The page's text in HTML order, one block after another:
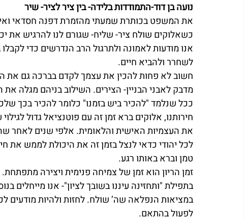
נועה בן דוד-התמודדות בלידה- בין ציר לציר- שיר
את המשפט בכותרת שמעתי מהזמרת דפנה חסדאי
כשאלוקים שולח ציר- שליח- שגורם לנו להרגיש את
אנו מודעות לאמונה ולתרגול הרב הנדרשים כדי
לשחרר ולהביא חיים.
חשוב לא פחות להכין את עצמך לקדם בברכה גם את
מדבק לאבני הבניין- הצירים. השילוב בניהם מגלה
ככל שנלמד "להכיר ביש בזמנו" כלומר להכיר בכך
חירותנו, אלוקים ברא זמן זה עם פוטנציאל גדול
את העצמיות האישית והלאומית. אלפי שנים לאחר
לכל יהודי כדאי לנצל בזמן זה את היכולת לממש את
טמן וברא באותו רגע.
זמן הריון הוא זמן של צמיחה פנימית ויצירה
בתפילת "ותחזינה עיננו בשובך לציון"- אנו מייחלים
במציאות הנפלאה שה’ שולח. לחזות ולהיות מודעים
לפעול בהתאם.